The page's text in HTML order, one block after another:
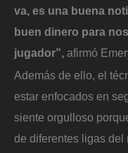
va, es una buena
buen dinero para
jugador”, afirmó
Además de ello, el
estar enfocados en
siente orgulloso
de diferentes ligas del